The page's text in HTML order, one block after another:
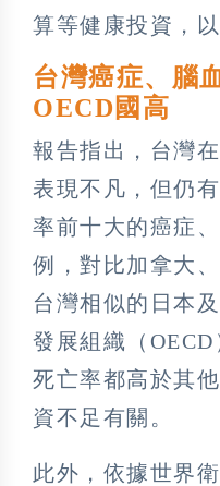
算等健康投資，以
台灣癌症、腦
OECD國高
報告指出，台灣
表現不凡，但仍
率前十大的癌症
例，對比加拿大
台灣相似的日本
發展組織（
死亡率都高於其
資不足有關。
此外，依據世界